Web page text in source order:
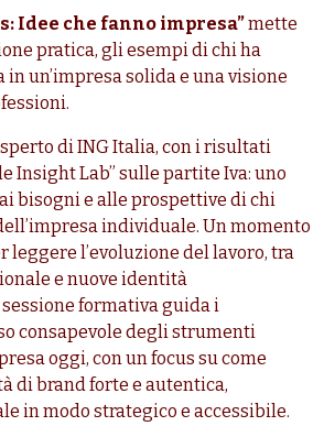
Idee che fanno impresa”mette
pratica, gli esempi di chi ha
in un’impresa solida e una visione
di ING Italia, con i risultati
Insight Lab” sulle partite Iva: uno
bisogni e alle prospettive di chi
individuale. Un momento
leggere l’evoluzione del lavoro, tra
e nuove identità
formativa guida i
consapevole degli strumenti
oggi, con un focus su come
di brand forte e autentica,
in modo strategico e accessibile.